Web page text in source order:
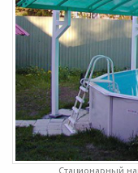
Стационарный